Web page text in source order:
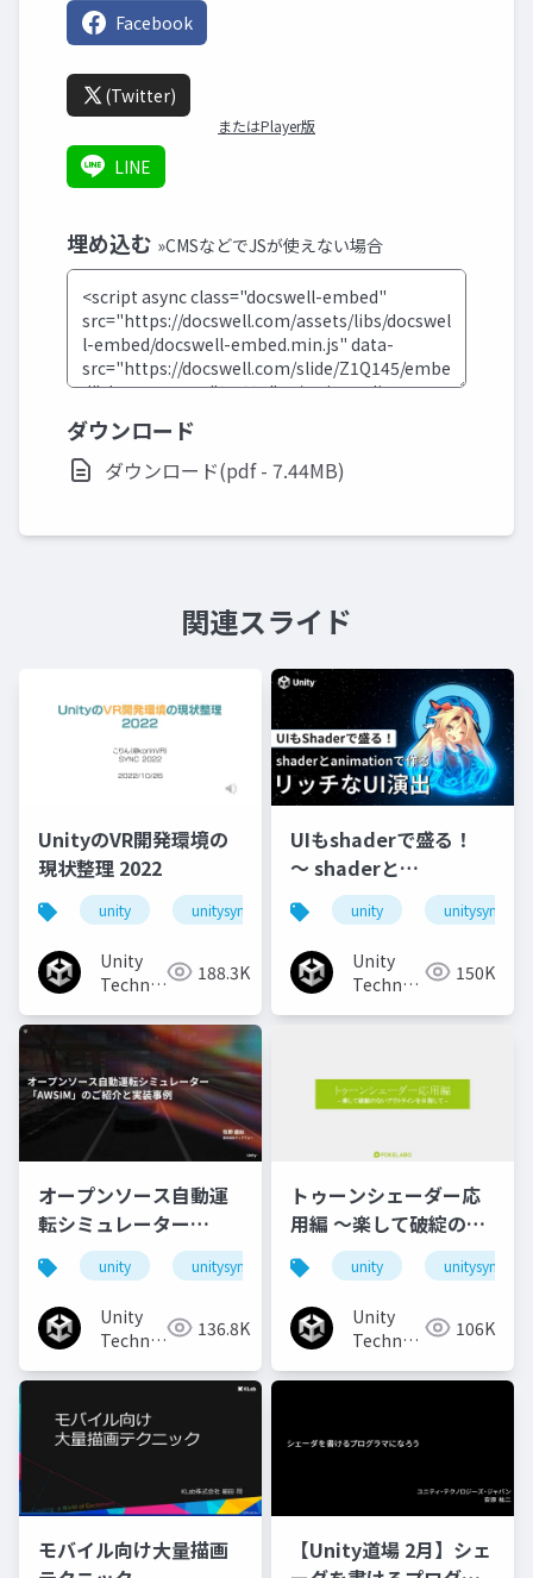
Facebook
(Twitter)
またはPlayer版
LINE
埋め込む »CMSなどでJSが使えない場合
ダウンロード
ダウンロード(pdf - 7.44MB)
関連スライド
UnityのVR開発環境の
現状整理 2022
unity unitysync
Unity
Technologies188.3K
UIもshaderで盛る！
〜 shaderと
animationで作るリッ
チなUI演出
unity unitysync
Unity
Technologies150K
オープンソース自動運
転シミュレーター
「AWSIM」のご紹介と
実装事例
unity unitysync
Unity
Technologies136.8K
トゥーンシェーダー応
用編 ～楽して破綻のな
いアウトラインを目指
して～
unity unitysync
Unity
Technologies106K
モバイル向け大量描画
【Unity道場 2月】シェ